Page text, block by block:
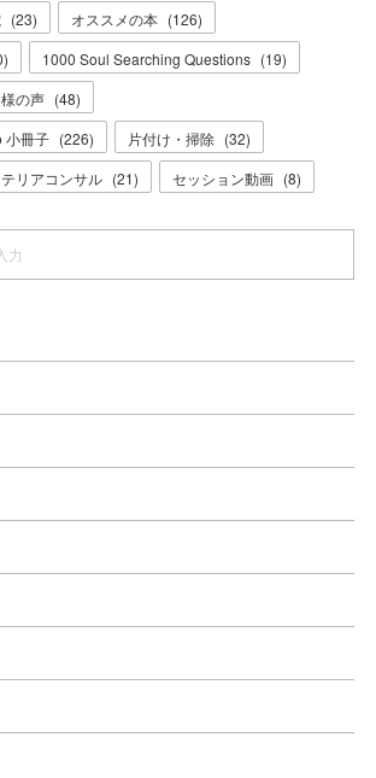
(23) オススメの本 (126)
) 1000 Soul Searching Questions (19)
の声 (48)
小冊子 (226) 片付け・掃除 (32)
リアコンサル (21) セッション動画 (8)